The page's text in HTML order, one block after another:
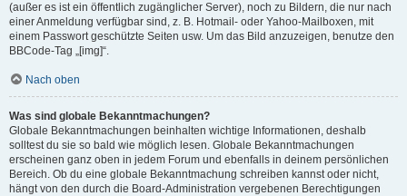
(außer es ist ein öffentlich zugänglicher Server), noch zu Bildern, die nur nach
einer Anmeldung verfügbar sind, z. B. Hotmail- oder Yahoo-Mailboxen, mit
einem Passwort geschützte Seiten usw. Um das Bild anzuzeigen, benutze den
BBCode-Tag „[img]“.
Nach oben
Was sind globale Bekanntmachungen?
Globale Bekanntmachungen beinhalten wichtige Informationen, deshalb
solltest du sie so bald wie möglich lesen. Globale Bekanntmachungen
erscheinen ganz oben in jedem Forum und ebenfalls in deinem persönlichen
Bereich. Ob du eine globale Bekanntmachung schreiben kannst oder nicht,
hängt von den durch die Board-Administration vergebenen Berechtigungen